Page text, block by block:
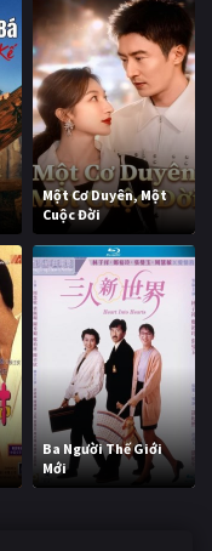
Một Cơ Duyên, Một
Cuộc Đời
Ba Người Thế Giới
Mới